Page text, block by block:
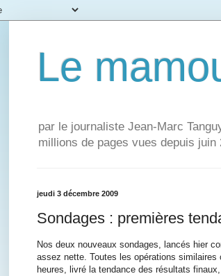
Le
par le journaliste Jean-Marc
millions de pages vues depuis juin
jeudi 3 décembre 2009
Sondages : premières
Nos deux nouveaux sondages, lancés hier
assez nette. Toutes les opérations
heures, livré la tendance des résultats